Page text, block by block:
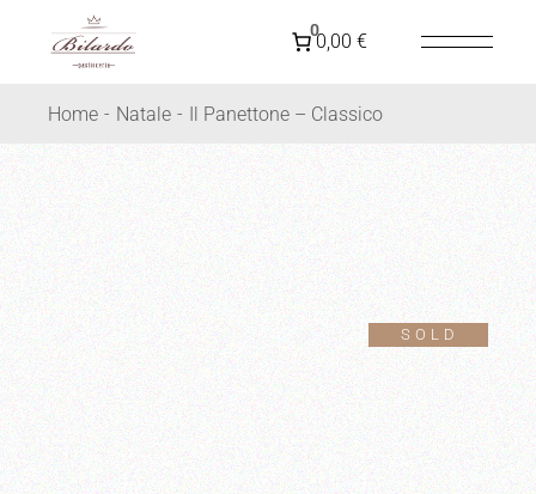
00,00 €
Home Natale Il Panettone – Classico
SOLD
SPEDIZIONE GRATUITA IN ITALIAPER ORDINI
SUPERIORI A 79€